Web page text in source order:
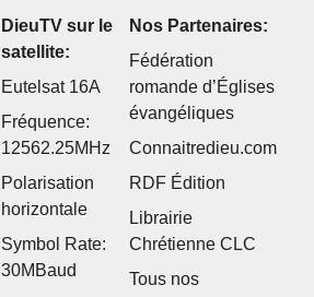
DieuTV sur le
satellite:
Eutelsat 16A
Fréquence:
12562.25MHz
Polarisation
horizontale
Symbol Rate:
30MBaud
Nos Partenaires:
Fédération
romande d’Églises
évangéliques
Connaitredieu.com
RDF Édition
Librairie
Chrétienne CLC
Tous nos